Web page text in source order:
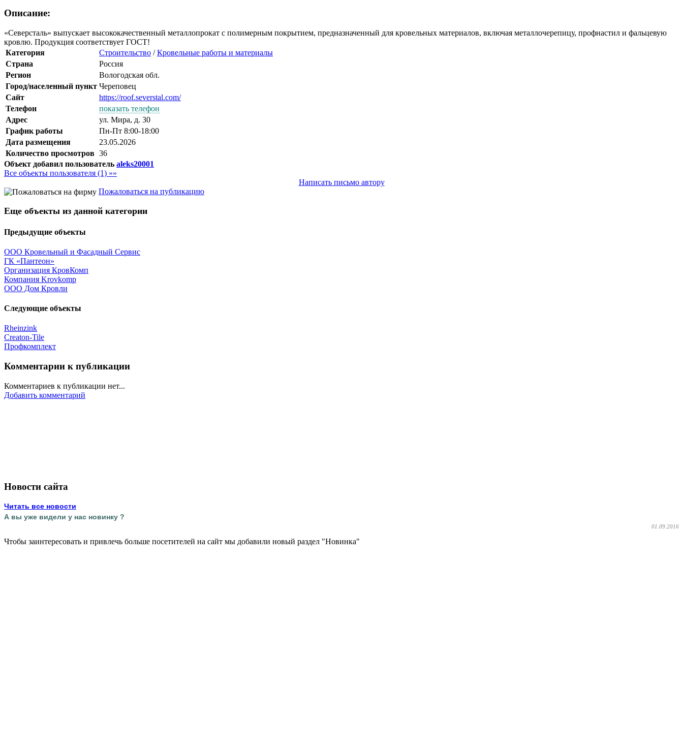
Описание:
«Северсталь» выпускает высококачественный металлопрокат с полимерным покрытием, предназначенный для кровельных материалов, включая металлочерепицу, профнастил и фальцевую
кровлю. Продукция соответствует ГОСТ!
Категория
Строительство /Кровельные работы и материалы
Страна
Россия
Регион
Вологодская обл.
Город/населенный пункт Череповец
Сайт
https://roof.severstal.com/
Телефон
показать телефон
Адрес
ул. Мира, д. 30
График работы
Пн-Пт 8:00-18:00
Дата размещения
23.05.2026
Количество просмотров 36
Объект добавил пользователь aleks20001
Все объекты пользователя (1) »»
Написать письмо автору
Пожаловаться на публикацию
Еще объекты из данной категории
Предыдущие объекты
ООО Кровельный и Фасадный Сервис
ГК «Пантеон»
Организация КровКомп
Компания Krovkomp
ООО Дом Кровли
Следующие объекты
Rheinzink
Creaton-Tile
Профкомплект
Комментарии к публикации
Комментариев к публикации нет...
Добавить комментарий
Новости сайта
Читать все новости
А вы уже видели у нас новинку ?
01.09.2016
Чтобы заинтересовать и привлечь больше посетителей на сайт мы добавили новый раздел "Новинка"